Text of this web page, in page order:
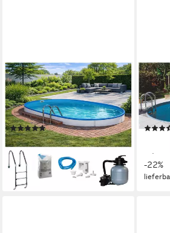
KONIFERA
Ovalpool LANZAROTE 3 (Set,
5-tlg), für den Volleinbau, in
verschiedenen Größen
(1)
ab 1.156,95 € UVP1.499,00 €
33,59 €
-23%
lieferbar in 2 Wochen
-22%